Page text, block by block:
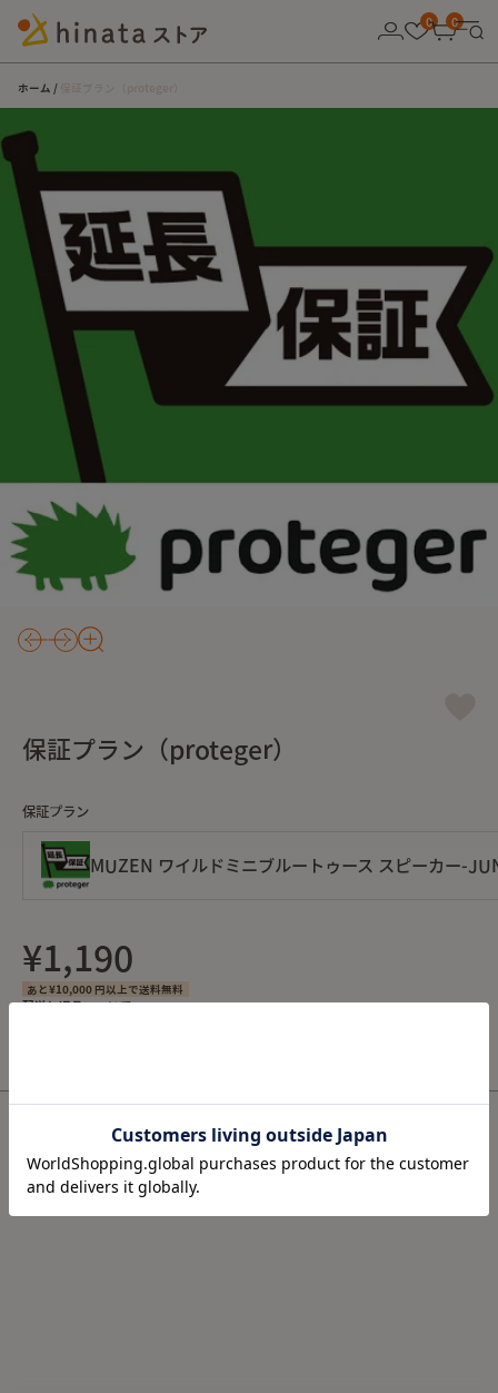
0
0
ホーム
保証プラン（proteger）
保証プラン
MUZEN ワイルドミニブルートゥース スピーカー
¥1,190
あと¥10,000 円以上で送料無料
配送と返品について